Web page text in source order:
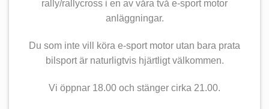
rally/rallycross i en av våra två e-sport motor
anläggningar.
Du som inte vill köra e-sport motor utan bara prata
bilsport är naturligtvis hjärtligt välkommen.
Vi öppnar 18.00 och stänger cirka 21.00.